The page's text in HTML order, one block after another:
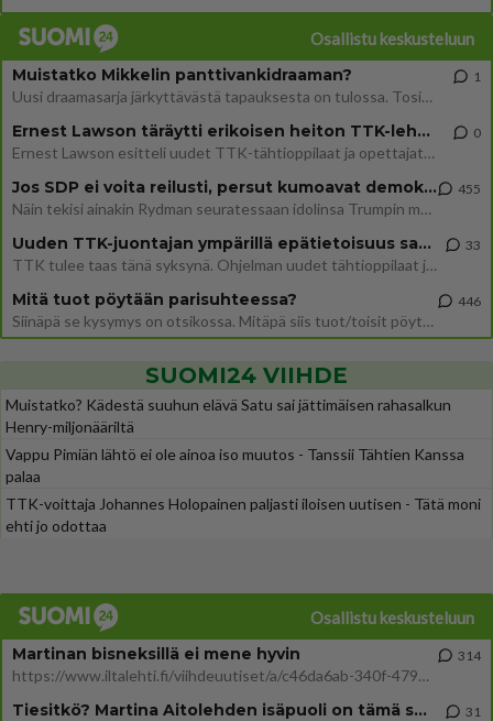
Osallistu keskusteluun
Muistatko Mikkelin panttivankidraaman?
Uusi draamasarja järkyttävästä tapauksesta on tulossa. Tositapahtumiin perustuva sarja ammentaa vuoden 1986 Mikkelin pan
1
Ernest Lawson täräytti erikoisen heiton TTK-lehdistötilaisuudessa: " Onko tässä tarkoituksena...?"
Ernest Lawson esitteli uudet TTK-tähtioppilaat ja opettajat torstaina 6.8. lehdistölle. Tulevalla kaudella on yksi hausk
0
Jos SDP ei voita reilusti, persut kumoavat demokratian Suomesta
Näin tekisi ainakin Rydman seuratessaan idolinsa Trumpin mallia https://www.is.fi/politiikka/art-2000012187244.html
455
Uuden TTK-juontajan ympärillä epätietoisuus sakenee - Nyt MTV hämmentää soppaa
TTK tulee taas tänä syksynä. Ohjelman uudet tähtioppilaat julkistetaan torstaina 6. elokuuta klo 14 alkavassa lehdistö
33
Mitä tuot pöytään parisuhteessa?
Siinäpä se kysymys on otsikossa. Mitäpä siis tuot/toisit pöytään parisuhteessa? Oletko mies vai nainen? Koetko sen mitä
446
SUOMI24 VIIHDE
Muistatko? Kädestä suuhun elävä Satu sai jättimäisen rahasalkun
Henry-miljonääriltä
Vappu Pimiän lähtö ei ole ainoa iso muutos - Tanssii Tähtien Kanssa
palaa
TTK-voittaja Johannes Holopainen paljasti iloisen uutisen - Tätä moni
ehti jo odottaa
Osallistu keskusteluun
Martinan bisneksillä ei mene hyvin
https://www.iltalehti.fi/viihdeuutiset/a/c46da6ab-340f-4790-aaa7-0865eed2336 Yrityksen konkurssihakemus on tullut kärä
314
Tiesitkö? Martina Aitolehden isäpuoli on tämä suosittu laulaja 31